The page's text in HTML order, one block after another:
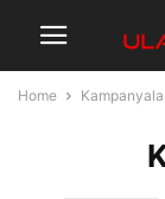
Home